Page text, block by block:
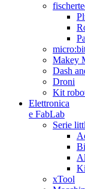
Makey
Dash
Droni
Kit
Elettronica
e FabLab
Serie
xTool